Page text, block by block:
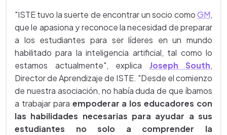
"ISTE tuvo la suerte de encontrar un socio comoGM,
que le apasiona y reconoce la necesidad de preparar
a los estudiantes para ser líderes en un mundo
habilitado para la inteligencia artificial, tal como lo
estamos actualmente", explica Joseph South,
Director de Aprendizaje de ISTE. "Desde el comienzo
de nuestra asociación, no había duda de que íbamos
a trabajar para empoderar a los educadores con
las habilidades necesarias para ayudar a sus
estudiantes no solo a comprender la